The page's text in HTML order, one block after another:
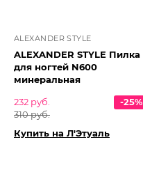
ALEXANDER STYLE
ALEXANDER STYLE Пилка
для ногтей N600
минеральная
232 руб.
310 руб.
-25%
Купить на Л'Этуаль